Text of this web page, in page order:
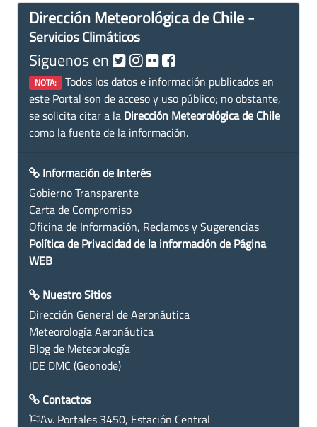
Dirección Meteorológica de Chile -
Servicios Climáticos
Siguenos en
NOTA: Todos los datos e información publicados en
este Portal son de acceso y uso público; no obstante,
se solicita citar a la Dirección Meteorológica de Chile
como la fuente de la información.
Información de Interés
Gobierno Transparente
Carta de Compromiso
Oficina de Información, Reclamos y Sugerencias
Política de Privacidad de la información de Página
WEB
Nuestro Sitios
Dirección General de Aeronáutica
Meteorología Aeronáutica
Blog de Meteorología
IDE DMC (Geonode)
Contactos
Av. Portales 3450, Estación Central